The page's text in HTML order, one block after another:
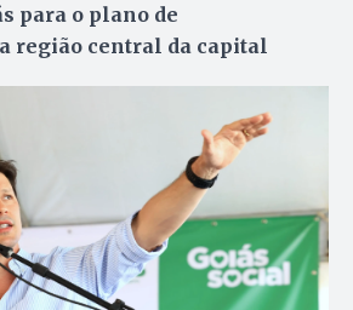
para o plano de
região central da capital